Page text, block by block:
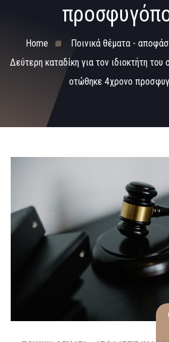
Home
Ποινικά θέματα -
Δεύτερη καταδίκη για τον ιδιοκτήτη
οτώθηκε 4χρονο